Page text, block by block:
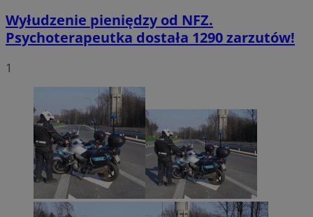
Wyłudzenie pieniędzy od NFZ.
Psychoterapeutka dostała 1290 zarzutów!
1